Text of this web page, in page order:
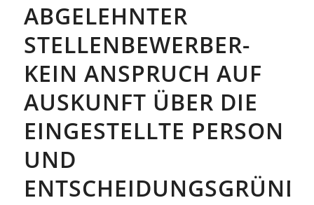
ABGELEHNTER
STELLENBEWERBER-
KEIN ANSPRUCH AUF
AUSKUNFT ÜBER DIE
EINGESTELLTE PERSON
UND